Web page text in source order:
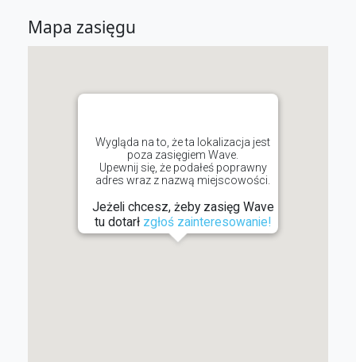
Mapa zasięgu
Wygląda na to, że ta lokalizacja jest
poza zasięgiem Wave.
Upewnij się, że podałeś poprawny
adres wraz z nazwą miejscowości.
Jeżeli chcesz, żeby zasięg Wave
tu dotarł zgłoś zainteresowanie!